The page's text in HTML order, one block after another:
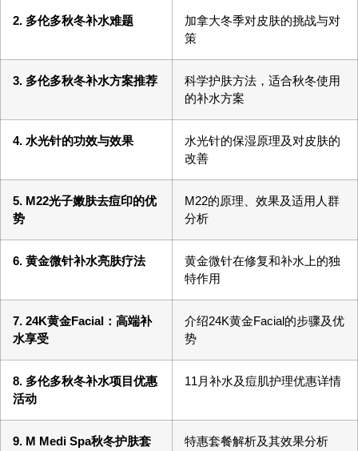
2. 多伦多秋冬补水难题
加拿大冬季对皮肤的挑战与对
策
3. 多伦多秋冬补水方案推荐
科学护肤方法，适合秋冬使用
的补水方案
4. 水光针的功效与效果
水光针的保湿原理及对皮肤的
改善
5. M22光子嫩肤去痘印的优
势
M22的原理、效果及适用人群
分析
6. 黄金微针补水亮肤疗法
黄金微针在修复和补水上的独
特作用
7. 24K黄金Facial：高端补
水享受
介绍24K黄金Facial的步骤及优
势
8. 多伦多秋冬补水项目优惠
活动
11月补水及痘肌护理优惠详情
9. M Medi Spa秋冬护肤套
特惠套餐解析及其效果分析